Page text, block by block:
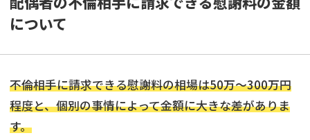
について
不倫相手に請求できる慰謝料の相場は50万〜300万円
程度と、個別の事情によって金額に大きな差がありま
す。